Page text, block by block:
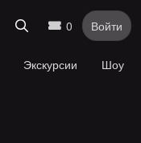
0 Войти
Экскурсии Шоу